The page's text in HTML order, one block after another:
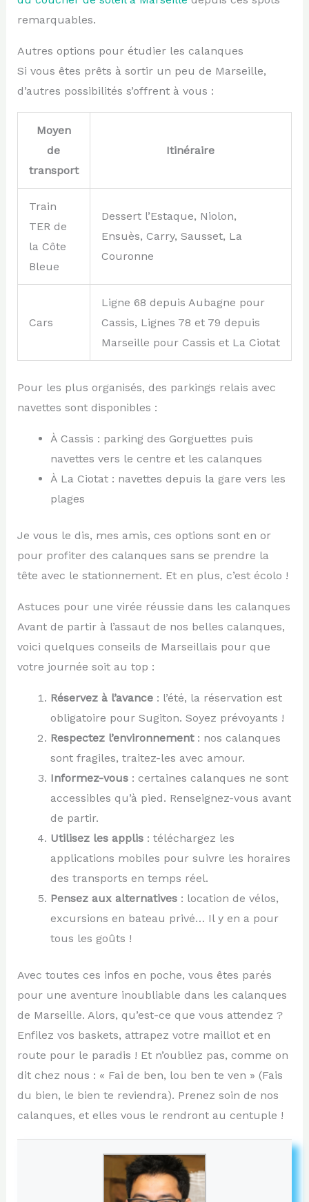
remarquables.
Autres options pour étudier les calanques
Si vous êtes prêts à sortir un peu de Marseille,
d’autres possibilités s’offrent à vous :
Moyen
de
transport
Itinéraire
Train
TER de
la Côte
Bleue
Dessert l’Estaque, Niolon,
Ensuès, Carry, Sausset, La
Couronne
Cars
Ligne 68 depuis Aubagne pour
Cassis, Lignes 78 et 79 depuis
Marseille pour Cassis et La Ciotat
Pour les plus organisés, des parkings relais avec
navettes sont disponibles :
À Cassis : parking des Gorguettes puis
navettes vers le centre et les calanques
À La Ciotat : navettes depuis la gare vers les
plages
Je vous le dis, mes amis, ces options sont en or
pour profiter des calanques sans se prendre la
tête avec le stationnement. Et en plus, c’est écolo !
Astuces pour une virée réussie dans les calanques
Avant de partir à l’assaut de nos belles calanques,
voici quelques conseils de Marseillais pour que
votre journée soit au top :
Réservez à l’avance: l’été, la réservation est
obligatoire pour Sugiton. Soyez prévoyants !
Respectez l’environnement: nos calanques
sont fragiles, traitez-les avec amour.
Informez-vous: certaines calanques ne sont
accessibles qu’à pied. Renseignez-vous avant
de partir.
Utilisez les applis: téléchargez les
applications mobiles pour suivre les horaires
des transports en temps réel.
Pensez aux alternatives: location de vélos,
excursions en bateau privé… Il y en a pour
tous les goûts !
Avec toutes ces infos en poche, vous êtes parés
pour une aventure inoubliable dans les calanques
de Marseille. Alors, qu’est-ce que vous attendez ?
Enfilez vos baskets, attrapez votre maillot et en
route pour le paradis ! Et n’oubliez pas, comme on
dit chez nous : « Fai de ben, lou ben te ven » (Fais
du bien, le bien te reviendra). Prenez soin de nos
calanques, et elles vous le rendront au centuple !